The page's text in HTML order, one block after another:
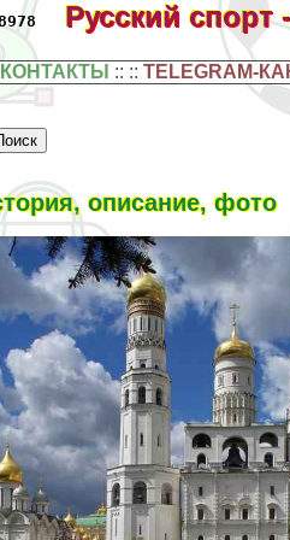
Русский
КОНТАКТЫ :: ::TELEGRAM-
описание, фото